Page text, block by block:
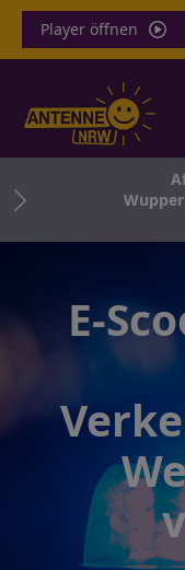
Player öffnen
E-